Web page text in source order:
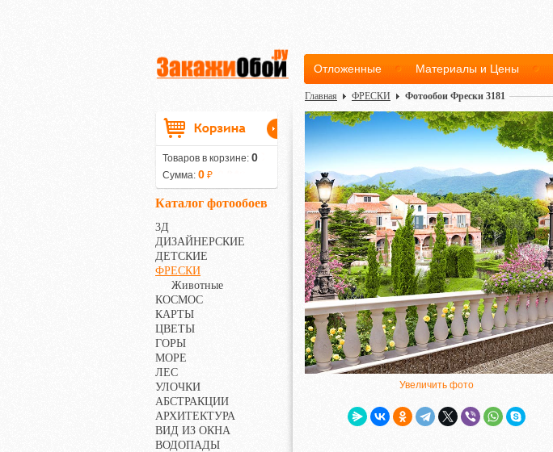
Отложенные Материалы и Цены
Товаров в корзине: 0
Сумма: 0 ₽
Каталог фотообоев
3Д
ДИЗАЙНЕРСКИЕ
ДЕТСКИЕ
ФРЕСКИ
Животные
КОСМОС
КАРТЫ
ЦВЕТЫ
ГОРЫ
МОРЕ
ЛЕС
УЛОЧКИ
АБСТРАКЦИИ
АРХИТЕКТУРА
ВИД ИЗ ОКНА
ВОДОПАДЫ
Главная ФРЕСКИ Фотообои Фрески 3181
Увеличить фото